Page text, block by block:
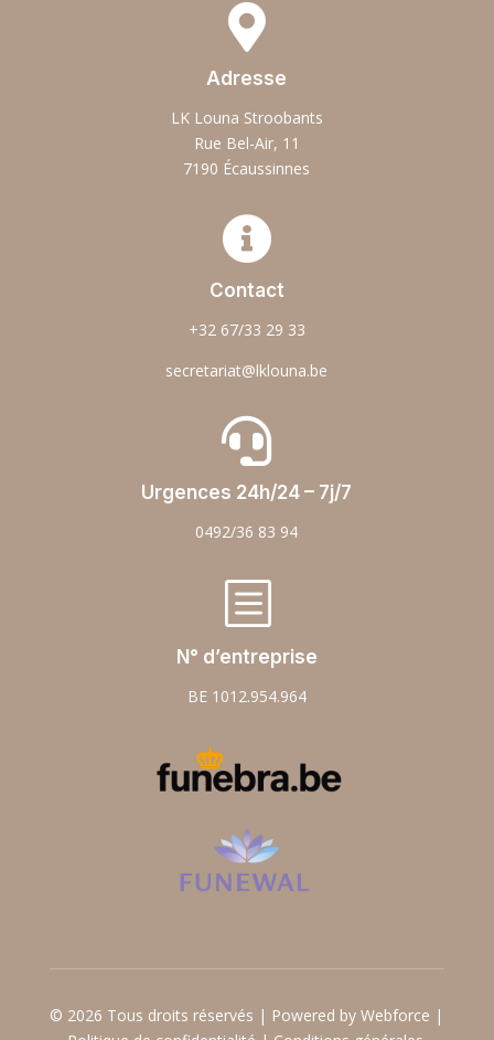

Adresse
LK Louna Stroobants
Rue Bel-Air, 11
7190 Écaussinnes

Contact
+32 67/33 29 33
secretariat@lklouna.be

Urgences 24h/24 – 7j/7
0492/36 83 94
b
N° d’entreprise
BE 1012.954.964
© 2026 Tous droits réservés | Powered by Webforce |